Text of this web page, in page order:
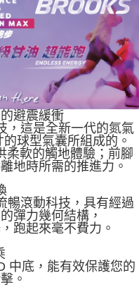
避震緩衝
，這是全新一代的氮氣
球型氣囊所組成的。
柔軟的觸地體驗；前腳
地時所需的推進力。
暢滾動科技，具有經過
彈力幾何結構，
跑起來毫不費力。
中底，能有效保護您的
。